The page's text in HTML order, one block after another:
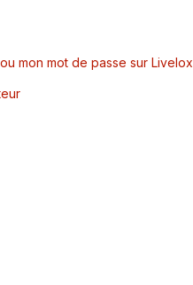
mon mot de passe sur Livelox